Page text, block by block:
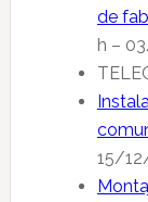
de
h –
15/